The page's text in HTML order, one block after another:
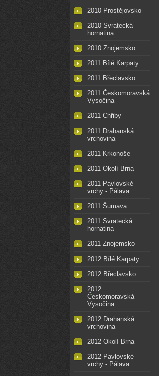
2010 Prostějovsko
2010 Svratecká
hornatina
2010 Znojemsko
2011 Bílé Karpaty
2011 Břeclavsko
2011 Českomoravská
Vysočina
2011 Chřiby
2011 Drahanská
vrchovina
2011 Krkonoše
2011 Okolí Brna
2011 Pavlovské
vrchy - Pálava
2011 Šumava
2011 Svratecká
hornatina
2011 Znojemsko
2012 Bílé Karpaty
2012 Břeclavsko
2012
Českomoravská
Vysočina
2012 Drahanská
vrchovina
2012 Okolí Brna
2012 Pavlovské
vrchy - Pálava